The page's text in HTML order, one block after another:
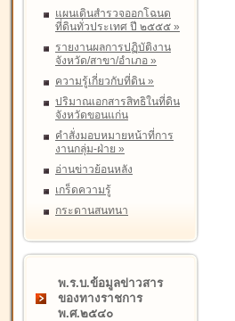
แผนเดินสำรวจออกโฉนด
ที่ดินทั่วประเทศ ปี ๒๕๕๕ »
รายงานผลการปฏิบัติงาน
จังหวัด/สาขา/อำเภอ »
ความรู้เกี่ยวกับที่ดิน »
ปริมาณเอกสารสิทธิในที่ดิน
จังหวัดขอนแก่น
คำสั่งมอบหมายหน้าที่การ
งานกลุ่ม-ฝ่าย »
อ่านข่าวย้อนหลัง
เกร็ดความรู้
กระดานสนทนา
พ.ร.บ.ข้อมูลข่าวสาร
ของทางราชการ
พ.ศ.๒๕๔๐